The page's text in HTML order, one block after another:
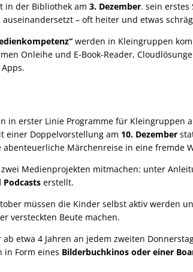
in der Bibliothek am 3. Dezember. sein
auseinandersetzt – oft heiter und etwas
werden in Kleingruppen
Onleihe und E-Book-Reader,
in erster Linie Programme für Kleingruppen
einer Doppelvorstellung am 10. Dezember
abenteuerliche Märchenreise in eine fremde
Medienprojekten mitmachen: unter
Podcasts erstellt.
müssen die Kinder selbst aktiv werden
versteckten Beute machen.
etwa 4 Jahren an jedem zweiten
in Form eines Bilderbuchkinos oder einer